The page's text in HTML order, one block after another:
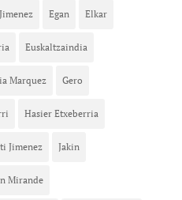
Egan Elkar
Euskaltzaindia
Marquez Gero
Hasier Etxeberria
Jimenez Jakin
Mirande